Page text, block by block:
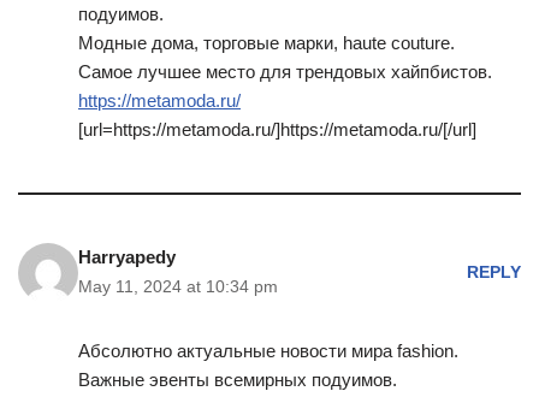
подуимов.
Модные дома, торговые марки, haute couture.
Самое лучшее место для трендовых хайпбистов.
https://metamoda.ru/
[url=https://metamoda.ru/]https://metamoda.ru/[/url]
Harryapedy
May 11, 2024 at 10:34 pm
REPLY
Абсолютно актуальные новости мира fashion.
Важные эвенты всемирных подуимов.